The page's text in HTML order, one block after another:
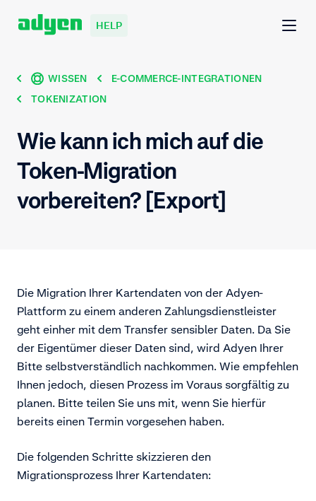
HELP
WISSEN
E-COMMERCE-INTEGRATIONEN
TOKENIZATION
Wie kann ich mich auf die
Token-Migration
vorbereiten? [Export]
Die Migration Ihrer Kartendaten von der Adyen-
Plattform zu einem anderen Zahlungsdienstleister
geht einher mit dem Transfer sensibler Daten. Da Sie
der Eigentümer dieser Daten sind, wird Adyen Ihrer
Bitte selbstverständlich nachkommen. Wie empfehlen
Ihnen jedoch, diesen Prozess im Voraus sorgfältig zu
planen. Bitte teilen Sie uns mit, wenn Sie hierfür
bereits einen Termin vorgesehen haben.
Die folgenden Schritte skizzieren den
Migrationsprozess Ihrer Kartendaten: